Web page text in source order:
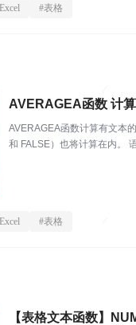
Excel #表格
AVERAGEA函数 计
AVERAGEA函数计算有文本
和 FALSE）也将计算在内。
Excel #表格
【表格文本函数】